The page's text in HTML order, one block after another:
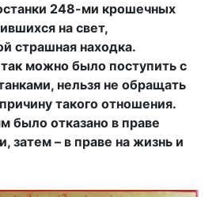
248-ми крошечных
на свет,
страшная находка.
можно было поступить с
нельзя не обращать
такого отношения.
было отказано в праве
затем – в праве на жизнь и